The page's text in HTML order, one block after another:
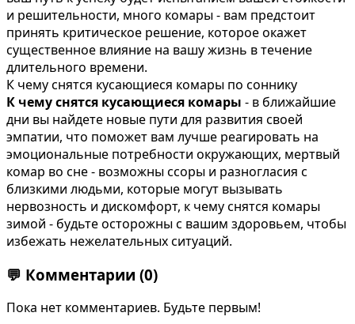
и решительности, много комары - вам предстоит
принять критическое решение, которое окажет
существенное влияние на вашу жизнь в течение
длительного времени.
К чему снятся кусающиеся комары по соннику
К чему снятся кусающиеся комары - в ближайшие
дни вы найдете новые пути для развития своей
эмпатии, что поможет вам лучше реагировать на
эмоциональные потребности окружающих, мертвый
комар во сне - возможны ссоры и разногласия с
близкими людьми, которые могут вызывать
нервозность и дискомфорт, к чему снятся комары
зимой - будьте осторожны с вашим здоровьем, чтобы
избежать нежелательных ситуаций.
💬 Комментарии (0)
Пока нет комментариев. Будьте первым!